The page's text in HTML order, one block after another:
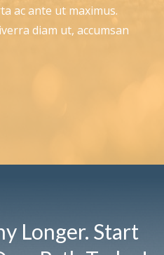
ac ante ut maximus.
diam ut, accumsan
Longer. Start